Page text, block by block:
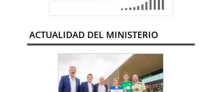
ACTUALIDAD DEL MINISTERIO